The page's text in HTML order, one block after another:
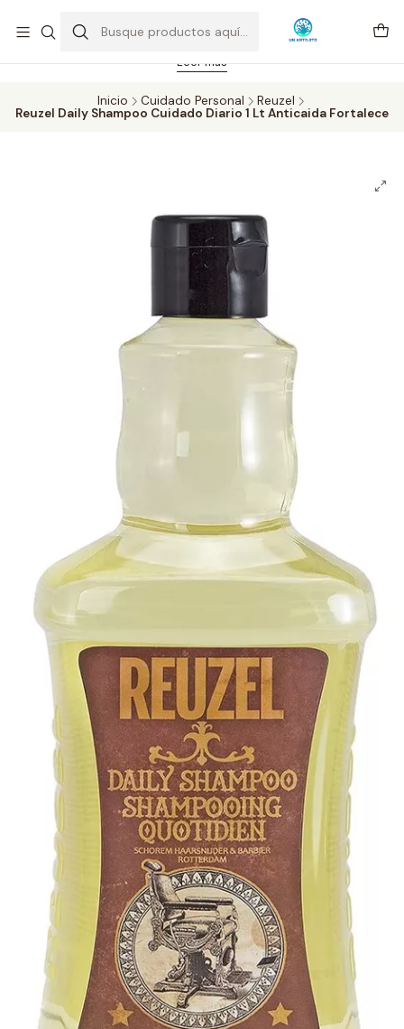
Feriado 21-05-2026 atención hasta las 14 hrs. Envío GRATIS mismo
día solo área Metropolitana Santiago por compras desde CLP 39.900.
Pedidos hasta 16 hrs., sábados y domingos hasta 14 hrs.
Leer más
Inicio Cuidado Personal
Reuzel
Reuzel Daily Shampoo Cuidado Diario 1 Lt Anticaida Fortalece